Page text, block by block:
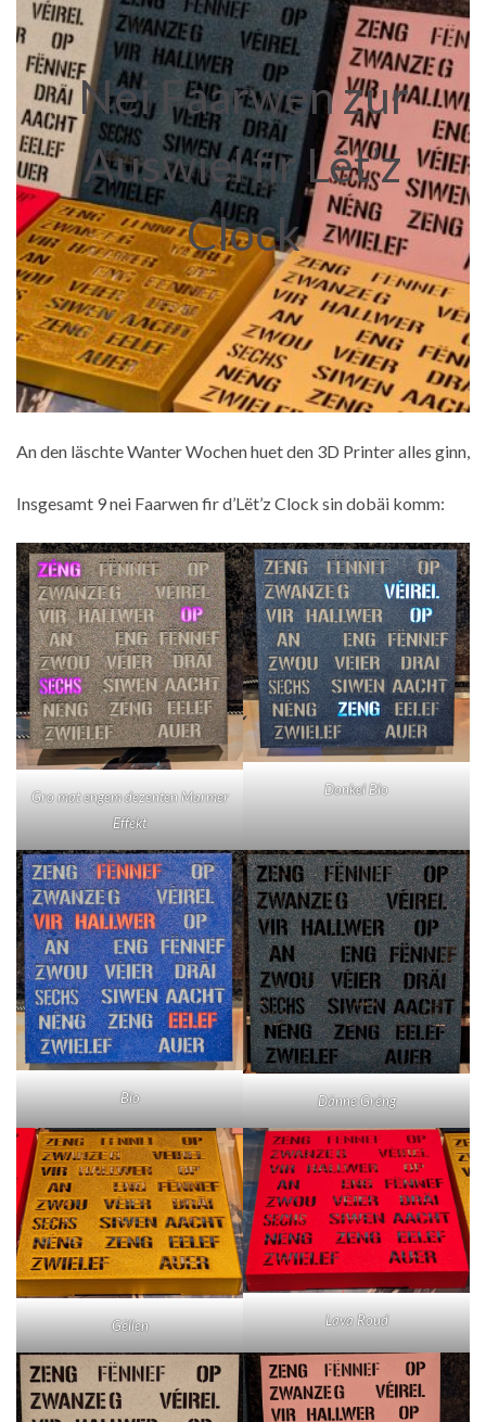
Nei Faarwen zur
Auswiel fir Lët’z
Clock
An den läschte Wanter Wochen huet den 3D Printer alles ginn,
Insgesamt 9 nei Faarwen fir d’Lët’z Clock sin dobäi komm:
Gro mat engem dezenten Marmer
Effekt
Donkel Blo
Blo Dänne Gréng
Gëllen Lava Roud